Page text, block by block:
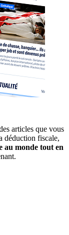
articles que vous
déduction fiscale,
au monde tout en